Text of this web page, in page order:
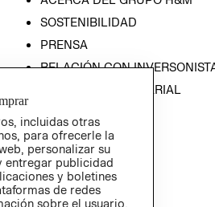
SOSTENIBILIDAD
PRENSA
RELACIÓN CON
POLÍTICA EMPRESARIAL
incluidas otras
para ofrecerle la
personalizar su
entregar publicidad
y boletines
de redes
sobre el usuario,